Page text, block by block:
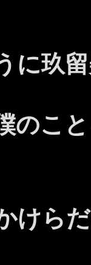
に玖
のこ
けら